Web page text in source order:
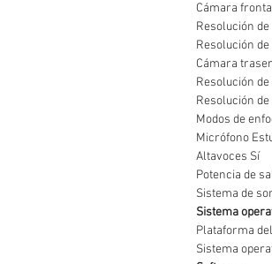
Cámara
Resolución
Resolución
Cámara
Resolución
Resolución
Modos de
Micrófono
Altavoces Sí
Potencia de
Sistema de
Sistema
Plataforma
Sistema